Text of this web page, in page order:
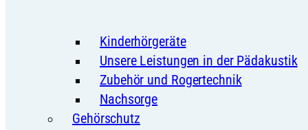
Kinderhörgeräte
Unsere Leistungen in der Pädakustik
Zubehör und Rogertechnik
Nachsorge
Gehörschutz